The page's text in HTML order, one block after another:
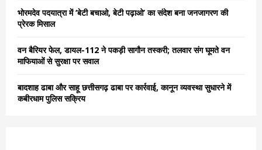
भोरमदेव पदयात्रा में ‘बेटी बचाओ, बेटी पढ़ाओ’ का संदेश बना जनजागरण की
प्रेरक मिसाल
वन बैरियर फेल, डायल-112 ने पकड़ी सागौन तस्करी; तलवार संग घूमते वन
माफियाओं से सुरक्षा पर सवाल
बादशाह ढाबा और साहू छत्तीसगढ़ ढाबा पर कार्रवाई, कानून व्यवस्था सुधारने में
कबीरधाम पुलिस सक्रिय